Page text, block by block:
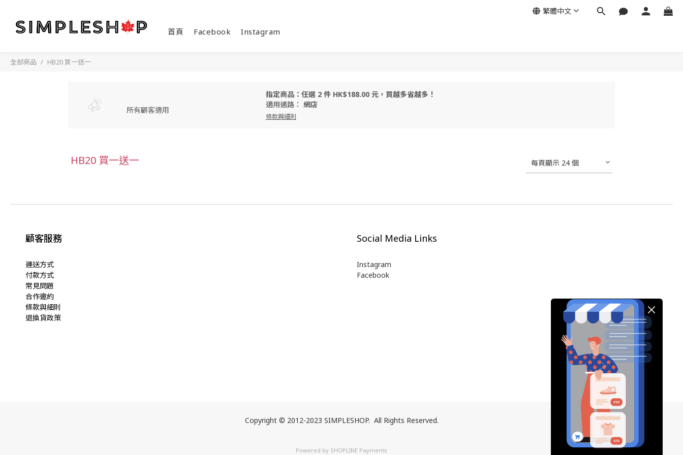
首頁 Facebook Instagram
繁體中文
全部商品 HB20 買一送一
所有顧客適用
指定商品：任選 2 件 HK$188.00 元，買越多省越多！
適用通路： 網店
條款與細則
HB20 買一送一 每頁顯示 24 個
顧客服務
運送方式
付款方式
常見問題
合作邀約
條款與細則
退換貨政策
Social Media Links
Instagram
Facebook
Copyright © 2012-2023 SIMPLESHOP. All Rights Reserved.
Powered by SHOPLINE Payments